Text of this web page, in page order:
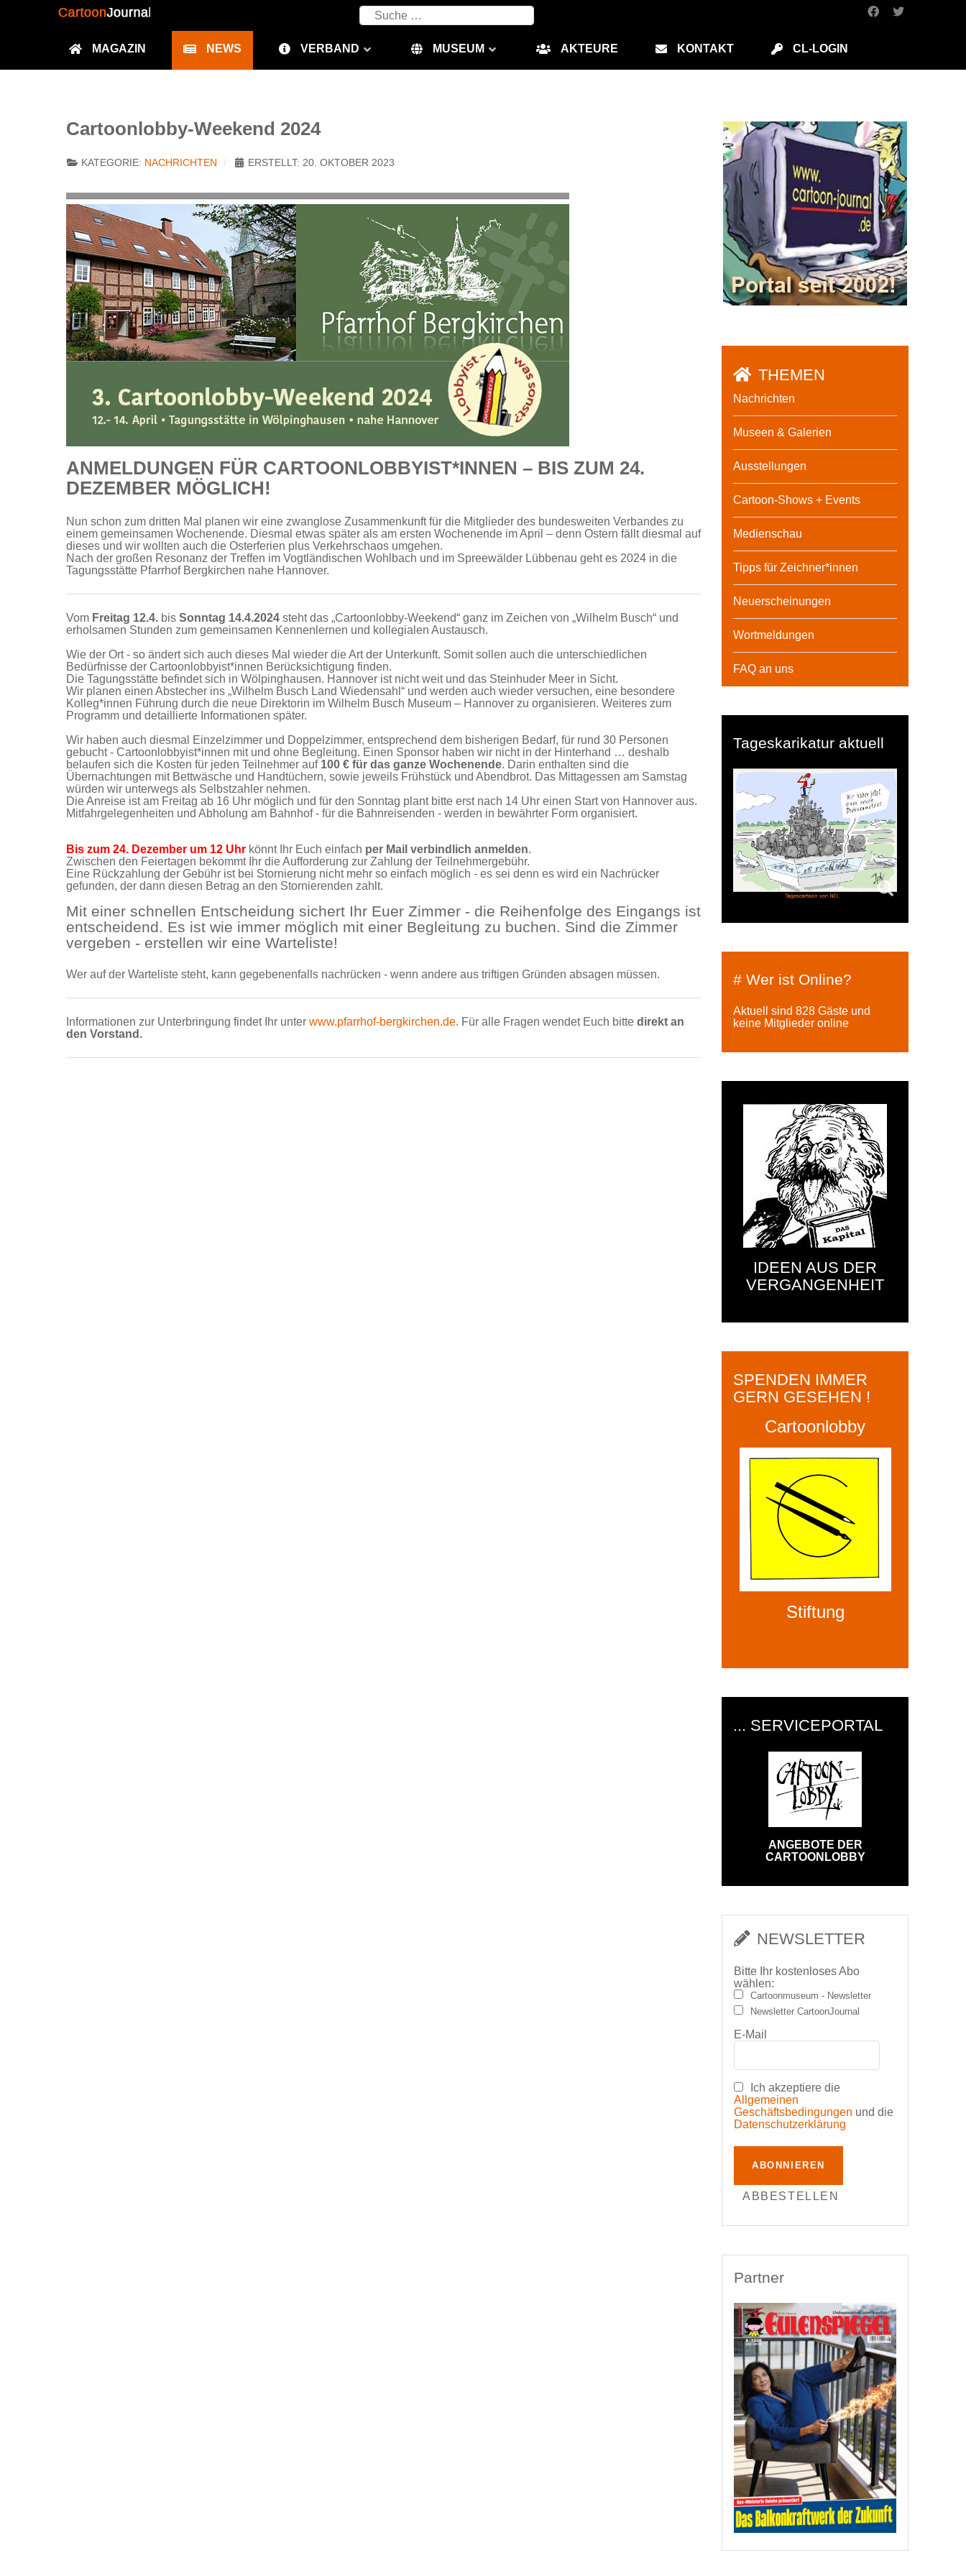
Suchen
MAGAZIN NEWS VERBAND MUSEUM AKTEURE KONTAKT CL-LOGIN
Cartoonlobby-Weekend 2024
KATEGORIE: NACHRICHTEN ERSTELLT: 20. OKTOBER 2023
ANMELDUNGEN FÜR CARTOONLOBBYIST*INNEN – BIS ZUM 24.
DEZEMBER MÖGLICH!
Nun schon zum dritten Mal planen wir eine zwanglose Zusammenkunft für die Mitglieder des bundesweiten Verbandes zu
einem gemeinsamen Wochenende. Diesmal etwas später als am ersten Wochenende im April – denn Ostern fällt diesmal auf
dieses und wir wollten auch die Osterferien plus Verkehrschaos umgehen.
Nach der großen Resonanz der Treffen im Vogtländischen Wohlbach und im Spreewälder Lübbenau geht es 2024 in die
Tagungsstätte Pfarrhof Bergkirchen nahe Hannover.
Vom Freitag 12.4. bis Sonntag 14.4.2024 steht das „Cartoonlobby-Weekend“ ganz im Zeichen von „Wilhelm Busch“ und
erholsamen Stunden zum gemeinsamen Kennenlernen und kollegialen Austausch.
Wie der Ort - so ändert sich auch dieses Mal wieder die Art der Unterkunft. Somit sollen auch die unterschiedlichen
Bedürfnisse der Cartoonlobbyist*innen Berücksichtigung finden.
Die Tagungsstätte befindet sich in Wölpinghausen. Hannover ist nicht weit und das Steinhuder Meer in Sicht.
Wir planen einen Abstecher ins „Wilhelm Busch Land Wiedensahl“ und werden auch wieder versuchen, eine besondere
Kolleg*innen Führung durch die neue Direktorin im Wilhelm Busch Museum – Hannover zu organisieren. Weiteres zum
Programm und detaillierte Informationen später.
Wir haben auch diesmal Einzelzimmer und Doppelzimmer, entsprechend dem bisherigen Bedarf, für rund 30 Personen
gebucht - Cartoonlobbyist*innen mit und ohne Begleitung. Einen Sponsor haben wir nicht in der Hinterhand … deshalb
belaufen sich die Kosten für jeden Teilnehmer auf 100 € für das ganze Wochenende. Darin enthalten sind die
Übernachtungen mit Bettwäsche und Handtüchern, sowie jeweils Frühstück und Abendbrot. Das Mittagessen am Samstag
würden wir unterwegs als Selbstzahler nehmen.
Die Anreise ist am Freitag ab 16 Uhr möglich und für den Sonntag plant bitte erst nach 14 Uhr einen Start von Hannover aus.
Mitfahrgelegenheiten und Abholung am Bahnhof - für die Bahnreisenden - werden in bewährter Form organisiert.
Bis zum 24. Dezember um 12 Uhr könnt Ihr Euch einfach per Mail verbindlich anmelden.
Zwischen den Feiertagen bekommt Ihr die Aufforderung zur Zahlung der Teilnehmergebühr.
Eine Rückzahlung der Gebühr ist bei Stornierung nicht mehr so einfach möglich - es sei denn es wird ein Nachrücker
gefunden, der dann diesen Betrag an den Stornierenden zahlt.
Mit einer schnellen Entscheidung sichert Ihr Euer Zimmer - die Reihenfolge des Eingangs ist
entscheidend. Es ist wie immer möglich mit einer Begleitung zu buchen. Sind die Zimmer
vergeben - erstellen wir eine Warteliste!
Wer auf der Warteliste steht, kann gegebenenfalls nachrücken - wenn andere aus triftigen Gründen absagen müssen.
Informationen zur Unterbringung findet Ihr unter www.pfarrhof-bergkirchen.de. Für alle Fragen wendet Euch bitte direkt an
den Vorstand.
THEMEN
Nachrichten
Museen & Galerien
Ausstellungen
Cartoon-Shows + Events
Medienschau
Tipps für Zeichner*innen
Neuerscheinungen
Wortmeldungen
FAQ an uns
Tageskarikatur aktuell
# Wer ist Online?
Aktuell sind 828 Gäste und
keine Mitglieder online
IDEEN AUS DER
VERGANGENHEIT
SPENDEN IMMER
GERN GESEHEN !
Cartoonlobby
Stiftung
... SERVICEPORTAL
ANGEBOTE DER
CARTOONLOBBY
NEWSLETTER
Bitte Ihr kostenloses Abo
wählen:
Cartoonmuseum - Newsletter
Newsletter CartoonJournal
E-Mail
Ich akzeptiere die
Allgemeinen
Geschäftsbedingungen und die
Datenschutzerklärung
ABONNIEREN
ABBESTELLEN
Partner